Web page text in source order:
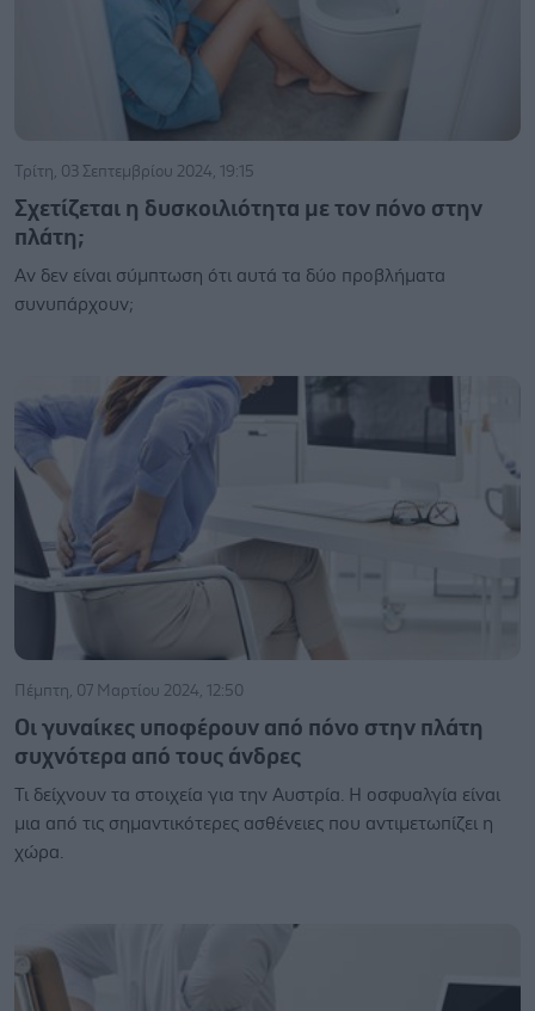
Τρίτη, 03 Σεπτεμβρίου 2024, 19:15
Σχετίζεται η δυσκοιλιότητα με τον πόνο στην
πλάτη;
Αν δεν είναι σύμπτωση ότι αυτά τα δύο προβλήματα
συνυπάρχουν;
Πέμπτη, 07 Μαρτίου 2024, 12:50
Οι γυναίκες υποφέρουν από πόνο στην πλάτη
συχνότερα από τους άνδρες
Τι δείχνουν τα στοιχεία για την Αυστρία. Η οσφυαλγία είναι
μια από τις σημαντικότερες ασθένειες που αντιμετωπίζει η
χώρα.